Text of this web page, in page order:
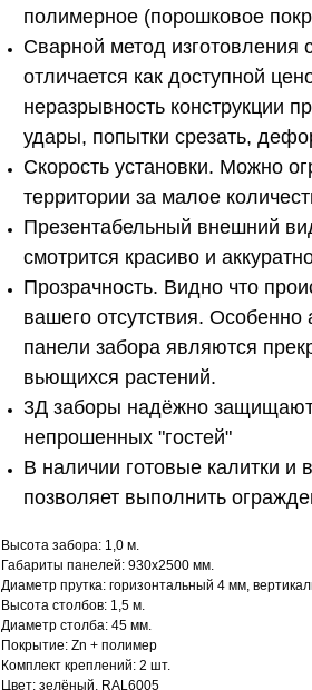
полимерное (порошковое
Сварной метод изготовления
отличается как доступной
неразрывность конструкции
удары, попытки срезать,
Скорость установки. Можно
территории за малое
Презентабельный внешний
смотрится красиво и
Прозрачность. Видно что
вашего отсутствия.
панели забора являются
вьющихся растений.
3Д заборы надёжно защищают
непрошенных "гостей"
В наличии готовые калитки и
позволяет выполнить
Высота забора: 1,0 м.
Габариты панелей: 930х2500 мм.
Диаметр прутка: горизонтальный 4 мм,
Высота столбов: 1,5 м.
Диаметр столба: 45 мм.
Покрытие: Zn + полимер
Комплект креплений: 2 шт.
Цвет: зелёный, RAL6005